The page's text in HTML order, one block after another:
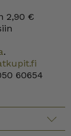
2,90 €
.
60654